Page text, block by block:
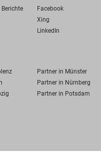
Berichte
Facebook
Xing
LinkedIn
Partner in Münster
Partner in Nürnberg
Partner in Potsdam